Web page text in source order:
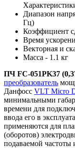
Диапазон
Гц)
Коэффициент
Время
Векторная и
Масса - 1.1 кг
ПЧ FC-051PK37
преобразователь
Данфосс VLT Micro
минимальными
времени для
ввода его в
применяются для
(оборотов)
подаваемой частоты